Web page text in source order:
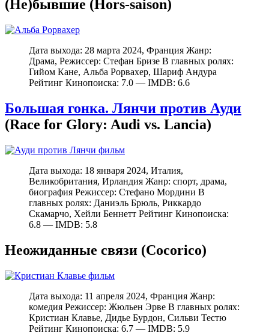
(Не)бывшие (Hors-saison)
Дата выхода: 28 марта 2024, Франция Жанр:
Драма, Режиссер: Стефан Бризе В главных ролях:
Гийом Кане, Альба Рорвахер, Шариф Андура
Рейтинг Кинопоиска: 7.0 — IMDB: 6.6
Большая гонка. Лянчи против Ауди
(Race for Glory: Audi vs. Lancia)
Дата выхода: 18 января 2024, Италия,
Великобритания, Ирландия Жанр: спорт, драма,
биография Режиссер: Стефано Мордини В
главных ролях: Даниэль Брюль, Риккардо
Скамарчо, Хейли Беннетт Рейтинг Кинопоиска:
6.8 — IMDB: 5.8
Неожиданные связи (Cocorico)
Дата выхода: 11 апреля 2024, Франция Жанр:
комедия Режиссер: Жюльен Эрве В главных ролях:
Кристиан Клавье, Дидье Бурдон, Сильви Тестю
Рейтинг Кинопоиска: 6.7 — IMDB: 5.9